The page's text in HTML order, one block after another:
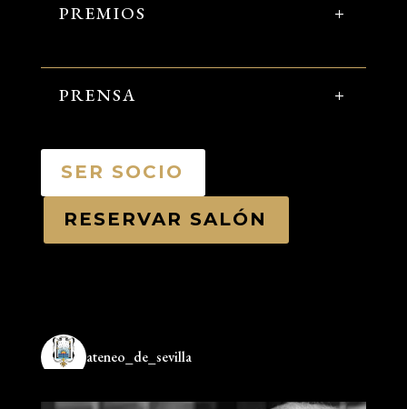
PREMIOS
PRENSA
SER SOCIO
RESERVAR SALÓN
ateneo_de_sevilla